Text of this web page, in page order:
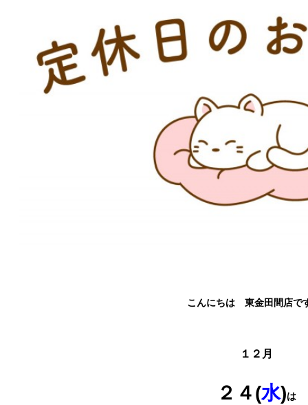
こんにちは 東金田間店で
１２月
２４(水)は